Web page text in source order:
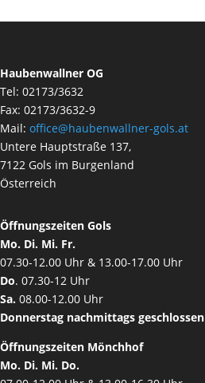
Haubenwallner OG
Tel: 02173/3632
Fax: 02173/3632-9
Mail: office@haubenwallner-gols.at
Untere Hauptstraße 137,
7122 Gols im Burgenland
Österreich
Öffnungszeiten Gols
Mo. Di. Mi. Fr.
07.30-12.00 Uhr & 13.00-17.00 Uhr
Do. 07.30-12 Uhr
Sa. 08.00-12.00 Uhr
Donnerstag nachmittags geschlossen
Öffnungszeiten Mönchhof
Mo. Di. Mi. Do.